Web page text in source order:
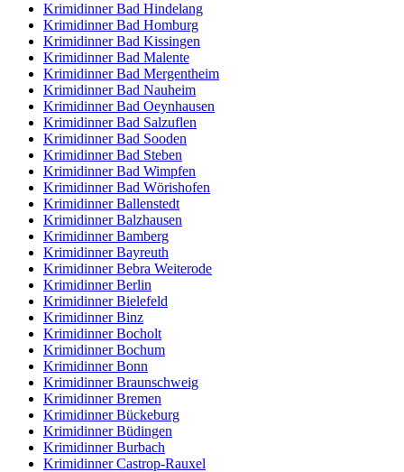
Krimidinner Bad Hindelang
Krimidinner Bad Homburg
Krimidinner Bad Kissingen
Krimidinner Bad Malente
Krimidinner Bad Mergentheim
Krimidinner Bad Nauheim
Krimidinner Bad Oeynhausen
Krimidinner Bad Salzuflen
Krimidinner Bad Sooden
Krimidinner Bad Steben
Krimidinner Bad Wimpfen
Krimidinner Bad Wörishofen
Krimidinner Ballenstedt
Krimidinner Balzhausen
Krimidinner Bamberg
Krimidinner Bayreuth
Krimidinner Bebra Weiterode
Krimidinner Berlin
Krimidinner Bielefeld
Krimidinner Binz
Krimidinner Bocholt
Krimidinner Bochum
Krimidinner Bonn
Krimidinner Braunschweig
Krimidinner Bremen
Krimidinner Bückeburg
Krimidinner Büdingen
Krimidinner Burbach
Krimidinner Castrop-Rauxel